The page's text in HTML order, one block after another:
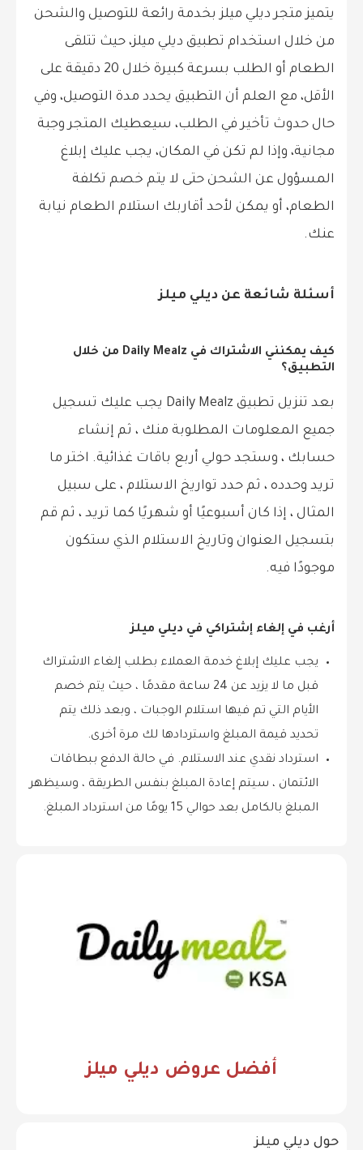
يتميز متجر ديلي ميلز بخدمة رائعة للتوصيل والشحن
من خلال استخدام تطبيق ديلي ميلز، حيث تتلقى
الطعام أو الطلب بسرعة كبيرة خلال 20 دقيقة على
الأقل، مع العلم أن التطبيق يحدد مدة التوصيل، وفي
حال حدوث تأخير في الطلب، سيعطيك المتجر وجبة
مجانية، وإذا لم تكن في المكان، يجب عليك إبلاغ
المسؤول عن الشحن حتى لا يتم خصم تكلفة
الطعام، أو يمكن لأحد أقاربك استلام الطعام نيابة
عنك.
أسئلة شائعة عن ديلي ميلز
كيف يمكنني الاشتراك في Daily Mealz من خلال
التطبيق؟
بعد تنزيل تطبيق Daily Mealz يجب عليك تسجيل
جميع المعلومات المطلوبة منك ، ثم إنشاء
حسابك ، وستجد حولي أربع باقات غذائية. اختر ما
تريد وحدده ، ثم حدد تواريخ الاستلام ، على سبيل
المثال ، إذا كان أسبوعيًا أو شهريًا كما تريد ، ثم قم
بتسجيل العنوان وتاريخ الاستلام الذي ستكون
موجودًا فيه.
أرغب في إلغاء إشتراكي في ديلي ميلز
يجب عليك إبلاغ خدمة العملاء بطلب إلغاء الاشتراك
قبل ما لا يزيد عن 24 ساعة مقدمًا ، حيث يتم خصم
الأيام التي تم فيها استلام الوجبات ، وبعد ذلك يتم
تحديد قيمة المبلغ واستردادها لك مرة أخرى.
استرداد نقدي عند الاستلام. في حالة الدفع ببطاقات
الائتمان ، سيتم إعادة المبلغ بنفس الطريقة ، وسيظهر
المبلغ بالكامل بعد حوالي 15 يومًا من استرداد المبلغ.
أفضل عروض ديلي ميلز
حول ديلي ميلز